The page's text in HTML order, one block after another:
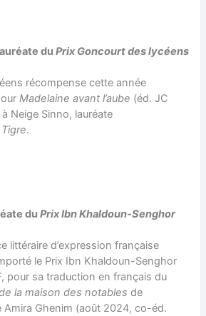
duPrix Goncourt des lycéens
récompense cette année
Madelaine avant l’aube (éd. JC
Neige Sinno, lauréate
.
duPrix Ibn Khaldoun-Senghor
littéraire d’expression française
le Prix Ibn Khaldoun-Senghor
pour sa traduction en français du
la maison des notables de
Amira Ghenim (août 2024, co-éd.